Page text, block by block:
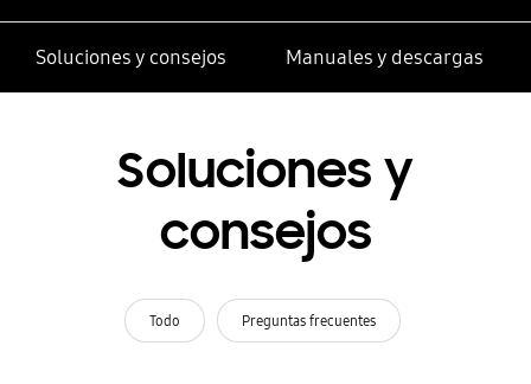
Soluciones y consejos Manuales y descargas
Soluciones y
consejos
Todo Preguntas frecuentes